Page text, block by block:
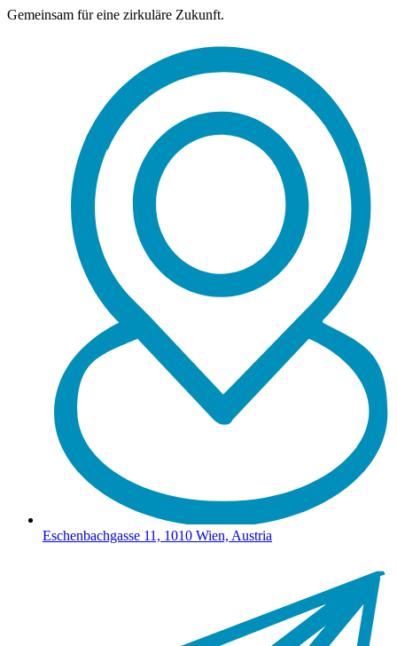
Gemeinsam für eine zirkuläre Zukunft.
Eschenbachgasse 11, 1010 Wien, Austria